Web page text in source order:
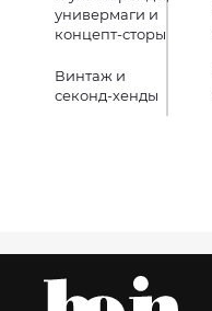
универмаги и
концепт-сторы
Винтаж и
секонд-хенды